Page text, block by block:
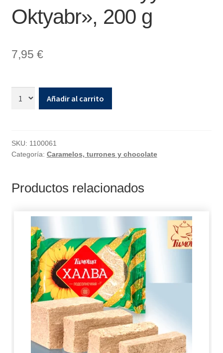
Oktyabr», 200 g
7,95 €
Añadir al carrito
SKU: 1100061
Categoría: Caramelos, turrones y chocolate
Productos relacionados